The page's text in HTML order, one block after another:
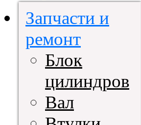
Запчасти и
ремонт
Блок
цилиндров
Вал